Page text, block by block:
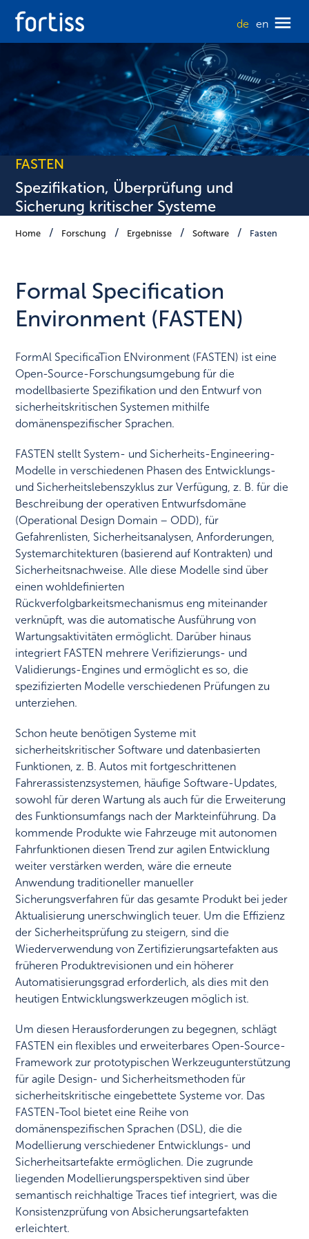
de en
FASTEN
Spezifikation, Überprüfung und
Sicherung kritischer Systeme
Home Forschung Ergebnisse Software Fasten
Formal Specification
Environment (FASTEN)
FormAl SpecificaTion ENvironment (FASTEN) ist eine
Open-Source-Forschungsumgebung für die
modellbasierte Spezifikation und den Entwurf von
sicherheitskritischen Systemen mithilfe
domänenspezifischer Sprachen.
FASTEN stellt System- und Sicherheits-Engineering-
Modelle in verschiedenen Phasen des Entwicklungs-
und Sicherheitslebenszyklus zur Verfügung, z. B. für die
Beschreibung der operativen Entwurfsdomäne
(Operational Design Domain – ODD), für
Gefahrenlisten, Sicherheitsanalysen, Anforderungen,
Systemarchitekturen (basierend auf Kontrakten) und
Sicherheitsnachweise. Alle diese Modelle sind über
einen wohldefinierten
Rückverfolgbarkeitsmechanismus eng miteinander
verknüpft, was die automatische Ausführung von
Wartungsaktivitäten ermöglicht. Darüber hinaus
integriert FASTEN mehrere Verifizierungs- und
Validierungs-Engines und ermöglicht es so, die
spezifizierten Modelle verschiedenen Prüfungen zu
unterziehen.
Schon heute benötigen Systeme mit
sicherheitskritischer Software und datenbasierten
Funktionen, z. B. Autos mit fortgeschrittenen
Fahrerassistenzsystemen, häufige Software-Updates,
sowohl für deren Wartung als auch für die Erweiterung
des Funktionsumfangs nach der Markteinführung. Da
kommende Produkte wie Fahrzeuge mit autonomen
Fahrfunktionen diesen Trend zur agilen Entwicklung
weiter verstärken werden, wäre die erneute
Anwendung traditioneller manueller
Sicherungsverfahren für das gesamte Produkt bei jeder
Aktualisierung unerschwinglich teuer. Um die Effizienz
der Sicherheitsprüfung zu steigern, sind die
Wiederverwendung von Zertifizierungsartefakten aus
früheren Produktrevisionen und ein höherer
Automatisierungsgrad erforderlich, als dies mit den
heutigen Entwicklungswerkzeugen möglich ist.
Um diesen Herausforderungen zu begegnen, schlägt
FASTEN ein flexibles und erweiterbares Open-Source-
Framework zur prototypischen Werkzeugunterstützung
für agile Design- und Sicherheitsmethoden für
sicherheitskritische eingebettete Systeme vor. Das
FASTEN-Tool bietet eine Reihe von
domänenspezifischen Sprachen (DSL), die die
Modellierung verschiedener Entwicklungs- und
Sicherheitsartefakte ermöglichen. Die zugrunde
liegenden Modellierungsperspektiven sind über
semantisch reichhaltige Traces tief integriert, was die
Konsistenzprüfung von Absicherungsartefakten
erleichtert.